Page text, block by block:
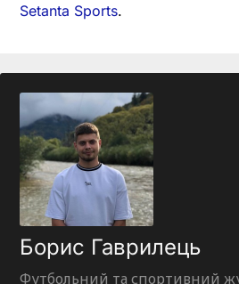
Setanta Sports.
Борис Гаврилець
Футбольний та спортивний